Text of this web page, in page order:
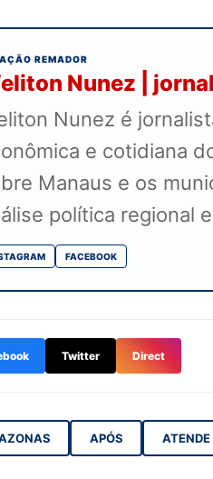
REMADOR
Nunez |
Nunez é
e cotidiana
Manaus e os
política regional
FACEBOOK
Twitter Direct
APÓS ATENDE